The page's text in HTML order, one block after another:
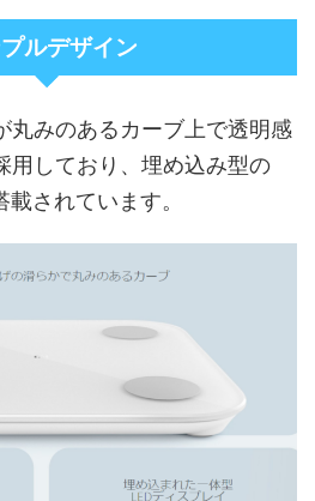
ルデザイン
丸みのあるカーブ上で透明感
用しており、埋め込み型の
されています。